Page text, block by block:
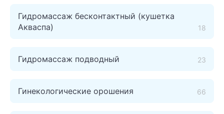
Гидромассаж бесконтактный (кушетка
Акваспа)
18
Гидромассаж подводный 23
Гинекологические орошения 66